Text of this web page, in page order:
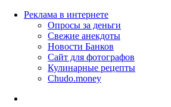
Реклама в интернете
Опросы за деньги
Свежие анекдоты
Новости Банков
Сайт для фотографов
Кулинарные рецепты
Chudo.money